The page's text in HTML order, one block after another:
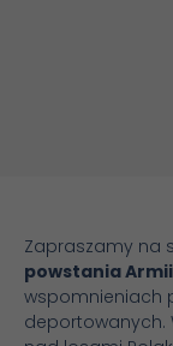
Zapraszamy na
powstania
wspomnieniach
deportowanych.